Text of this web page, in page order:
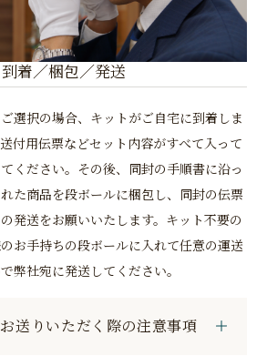
着／梱包／発送
選択の場合、キットがご自宅に到着しま
付用伝票などセット内容がすべて入って
ください。その後、同封の手順書に沿っ
た商品を段ボールに梱包し、同封の伝票
発送をお願いいたします。キット不要の
お手持ちの段ボールに入れて任意の運送
弊社宛に発送してください。
送りいただく際の注意事項